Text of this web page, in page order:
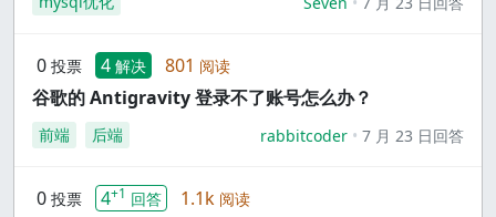
0 投票 4 解决 801 阅读
谷歌的 Antigravity 登录不了账号怎么办？
前端 后端 rabbitcoder 7 月 23 日回答
0 投票 4+1 回答 1.1k 阅读